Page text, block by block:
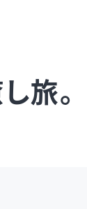
旅。